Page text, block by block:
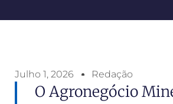
Julho 1, 2026 Redação
O Agronegócio